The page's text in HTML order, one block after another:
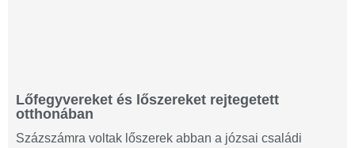
Lőfegyvereket és lőszereket rejtegetett
otthonában
Százszámra voltak lőszerek abban a józsai családi